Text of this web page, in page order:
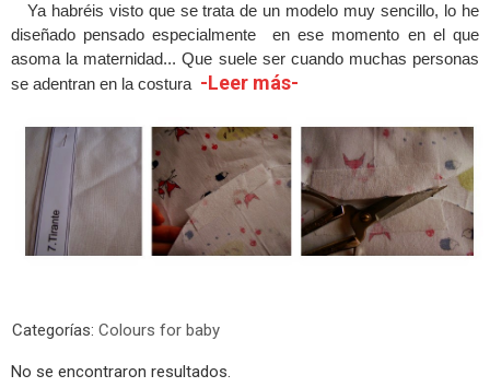
Ya habréis visto que se trata de un modelo muy sencillo, lo he
diseñado pensado especialmente en ese momento en el que
asoma la maternidad... Que suele ser cuando muchas personas
se adentran en la costura -Leer más-
Categorías: Colours for baby
No se encontraron resultados.